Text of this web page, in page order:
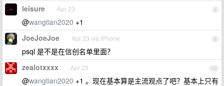
8
leisure Apr 23
@wangtian2020 +1
9
JoeJoeJoe Apr 23 via iPhone
psql 是不是在信创名单里面？
10
zealotxxxx Apr 23
@wangtian2020 +1 。现在基本算是主流观点了吧？基本上只有